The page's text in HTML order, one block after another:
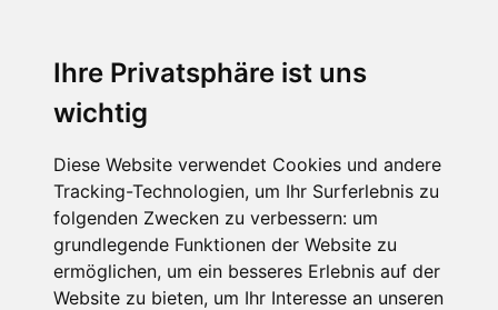
Ihre Privatsphäre ist uns
wichtig
Diese Website verwendet Cookies und andere
Tracking-Technologien, um Ihr Surferlebnis zu
folgenden Zwecken zu verbessern: um
grundlegende Funktionen der Website zu
ermöglichen, um ein besseres Erlebnis auf der
Website zu bieten, um Ihr Interesse an unseren